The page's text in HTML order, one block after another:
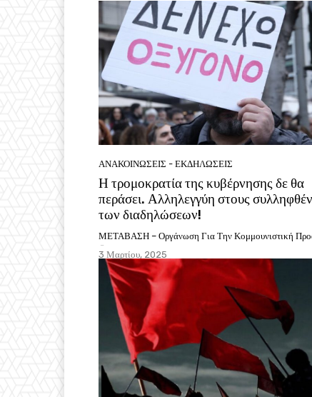
ΑΝΑΚΟΙΝΩΣΕΙΣ - ΕΚΔΗΛΩΣΕΙΣ
Η τρομοκρατία της κυβέρνησης δε θα
περάσει. Αλληλεγγύη στους
των διαδηλώσεων!
ΜΕΤΑΒΑΣΗ – Οργάνωση Για Την Κομμουνιστική
-
3 Μαρτίου, 2025